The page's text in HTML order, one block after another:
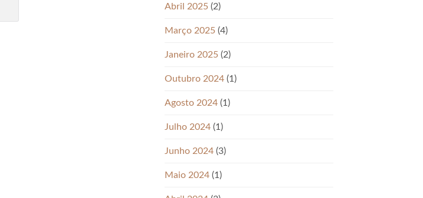
Abril 2025 (2)
Março 2025 (4)
Janeiro 2025 (2)
Outubro 2024 (1)
Agosto 2024 (1)
Julho 2024 (1)
Junho 2024 (3)
Maio 2024 (1)